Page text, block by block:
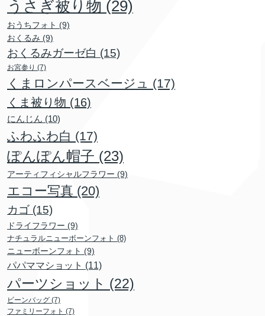
うさぎ被り物 (29)
おうちフォト (9)
おくるみ (9)
おくるみガーゼ白 (15)
お宮参り (7)
くまロンパースベージュ (17)
くま被り物 (16)
にんじん (10)
ふわふわ白 (17)
ぽんぽん帽子 (23)
アーティフィシャルフラワー (9)
エコー写真 (20)
カゴ (15)
ドライフラワー (9)
ナチュラルニューボーンフォト (8)
ニューボーンフォト (9)
パパママショット (11)
パーツショット (22)
ビーンバッグ (7)
ファミリーフォト (7)